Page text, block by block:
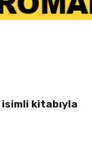
isimli kitabıyla